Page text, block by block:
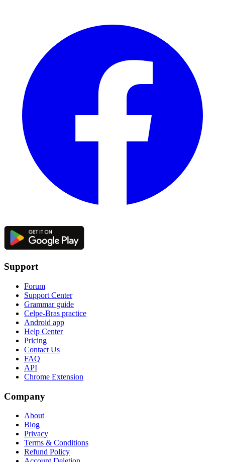
Support
Forum
Support Center
Grammar guide
Celpe-Bras practice
Android app
Help Center
Pricing
Contact Us
FAQ
API
Chrome Extension
Company
About
Blog
Privacy
Terms & Conditions
Refund Policy